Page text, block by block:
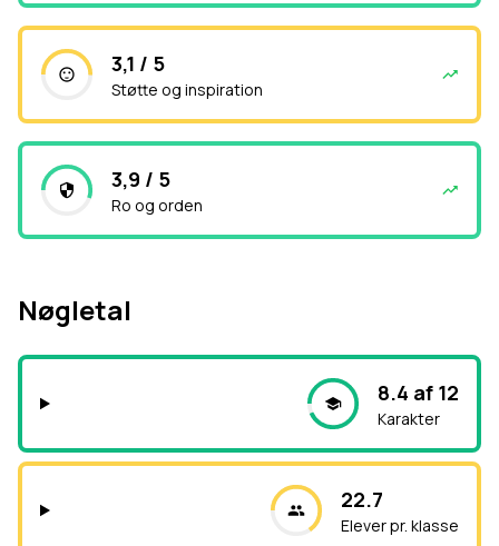
3,1 / 5
Støtte og inspiration
3,9 / 5
Ro og orden
Nøgletal
8.4 af 12
Karakter
22.7
Elever pr. klasse